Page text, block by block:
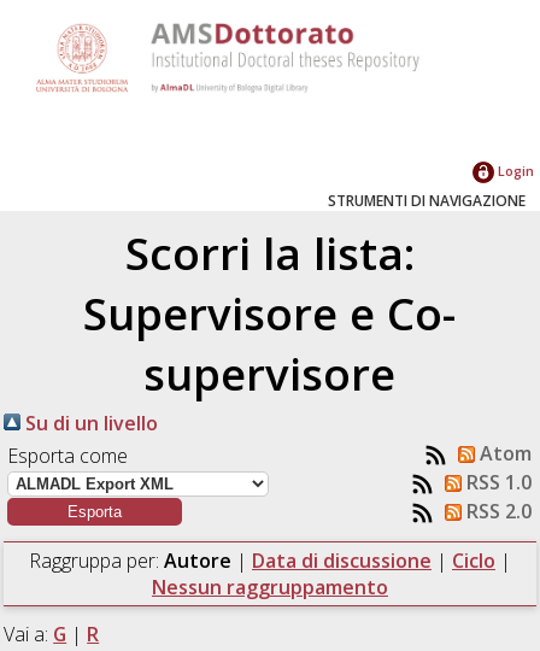
Login
STRUMENTI DI NAVIGAZIONE
Scorri la lista:
Supervisore e Co-
supervisore
Su di un livello
Esporta come
Atom
RSS 1.0
RSS 2.0
Raggruppa per: Autore | Data di discussione | Ciclo |
Nessun raggruppamento
Vai a: G | R